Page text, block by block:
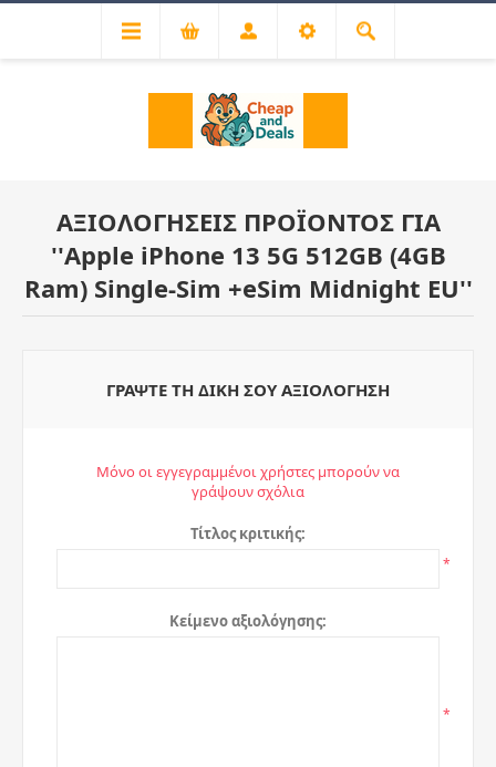
ΑΞΙΟΛΟΓΉΣΕΙΣ ΠΡΟΪΌΝΤΟΣ ΓΙΑ
Apple iPhone 13 5G 512GB (4GB
Ram) Single-Sim +eSim Midnight EU
ΓΡΆΨΤΕ ΤΗ ΔΙΚΉ ΣΟΥ ΑΞΙΟΛΌΓΗΣΗ
Μόνο οι εγγεγραμμένοι χρήστες μπορούν να
γράψουν σχόλια
Τίτλος κριτικής:
*
Κείμενο αξιολόγησης:
*